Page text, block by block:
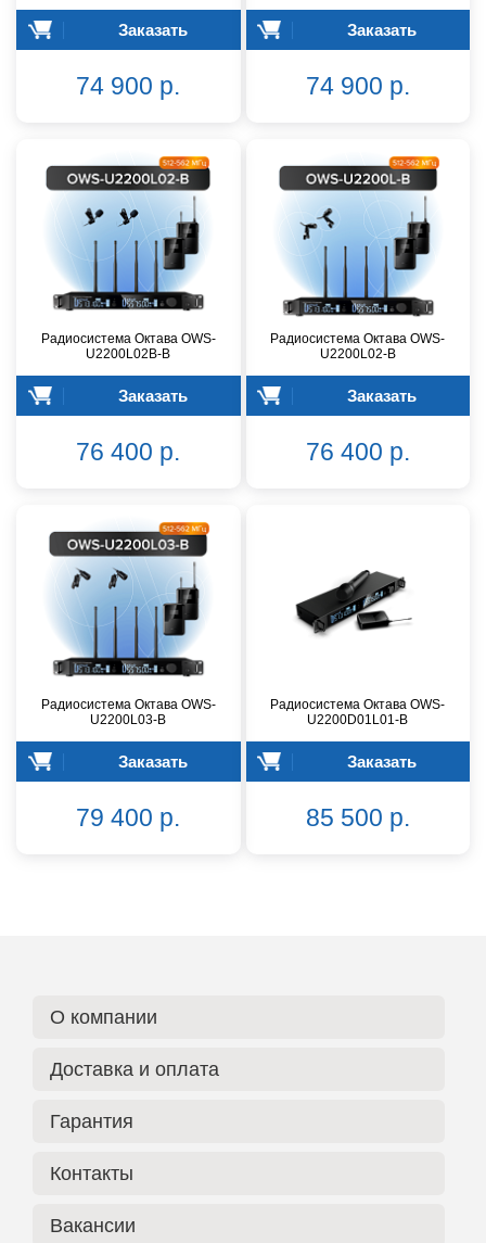
Заказать
74 900 р.
Заказать
74 900 р.
Радиосистема Октава OWS-
U2200L02В-B
Заказать
76 400 р.
Радиосистема Октава OWS-
U2200L02-B
Заказать
76 400 р.
Радиосистема Октава OWS-
U2200L03-B
Заказать
79 400 р.
Радиосистема Октава OWS-
U2200D01L01-B
Заказать
85 500 р.
О компании
Доставка и оплата
Гарантия
Контакты
Вакансии